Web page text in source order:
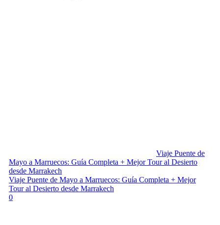
Viaje Puente de
Mayo a Marruecos: Guía Completa + Mejor Tour al Desierto
desde Marrakech
Viaje Puente de Mayo a Marruecos: Guía Completa + Mejor
Tour al Desierto desde Marrakech
0